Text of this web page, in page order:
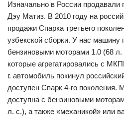
Изначально в России продавали
Дэу Матиз. В 2010 году на
продажи Спарка третьего
узбекской сборки. У нас машину
бензиновыми моторами 1.0 (68 л.
которые агрегатировались с
г. автомобиль покинул
доступен Спарк 4-го поколения.
доступна с бензиновыми
л. с.), а также «механикой» или